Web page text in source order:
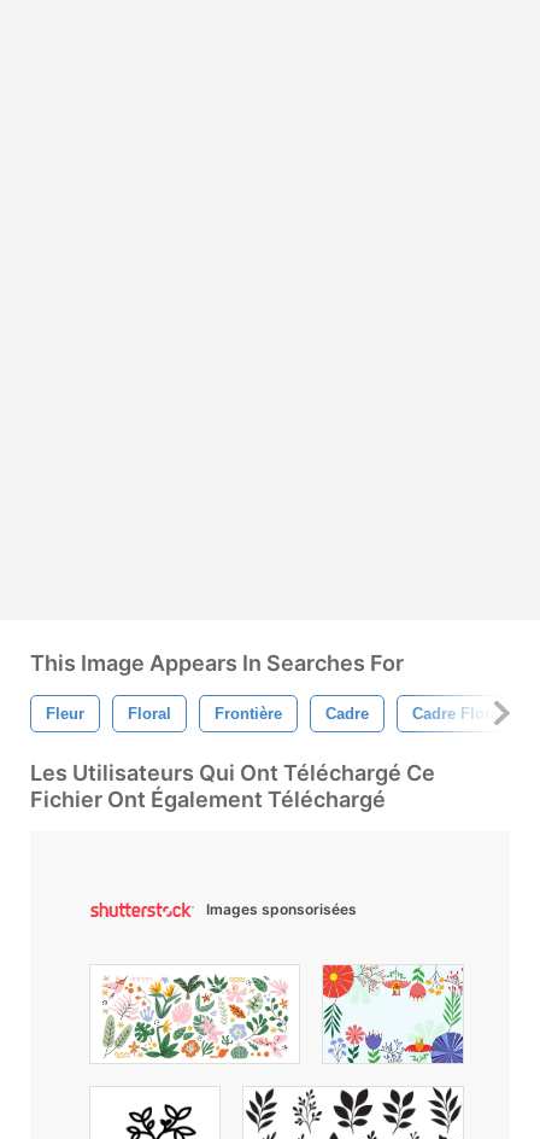
This Image Appears In Searches For
Fleur Floral Frontière Cadre Cadre Floral
Les Utilisateurs Qui Ont Téléchargé Ce
Fichier Ont Également Téléchargé
Images sponsorisées